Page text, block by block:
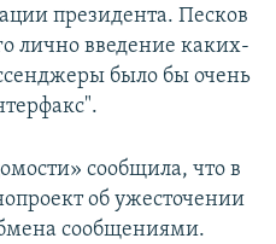
президента. Песков
лично введение каких-
было бы очень
сообщила, что в
об ужесточении
сообщениями.